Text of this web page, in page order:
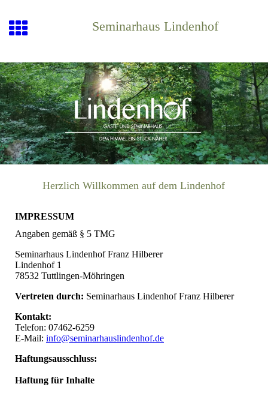
Seminarhaus Lindenhof
Herzlich Willkommen auf dem Lindenhof
IMPRESSUM
Angaben gemäß § 5 TMG
Seminarhaus Lindenhof Franz Hilberer
Lindenhof 1
78532 Tuttlingen-Möhringen
Vertreten durch: Seminarhaus Lindenhof Franz Hilberer
Kontakt:
Telefon: 07462-6259
E-Mail: info@seminarhauslindenhof.de
Haftungsausschluss:
Haftung für Inhalte